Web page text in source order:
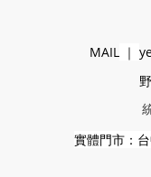
MAIL｜
實體門市：